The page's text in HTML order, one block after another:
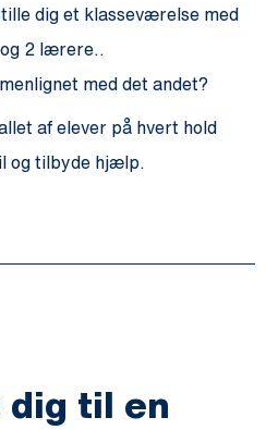
dig et klasseværelse med
2 lærere..
med det andet?
af elever på hvert hold
og tilbyde hjælp.
dig til en